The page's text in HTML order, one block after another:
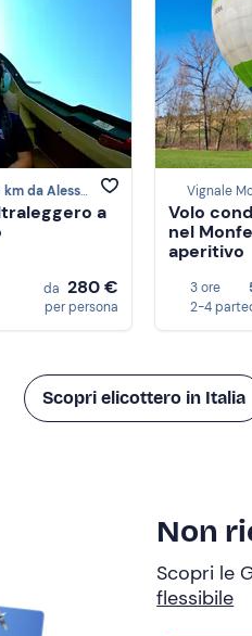
da Alessandria
a
da 280 €
per persona
Vignale
Volo
nel
aperitivo
3 ore
2-4
Scopri elicottero in Italia
Non
Scopri le
flessibile